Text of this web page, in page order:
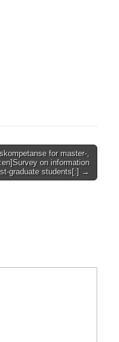
for master-,
on information
graduate students[:] →